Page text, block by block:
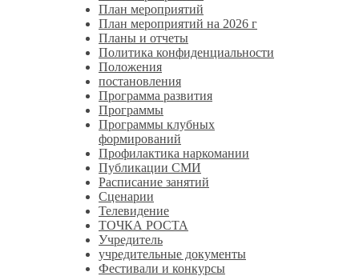
План мероприятий
План мероприятий на 2026 г
Планы и отчеты
Политика конфиденциальности
Положения
постановления
Программа развития
Программы
Программы клубных
формирований
Профилактика наркомании
Публикации СМИ
Расписание занятий
Сценарии
Телевидение
ТОЧКА РОСТА
Учредитель
учредительные документы
Фестивали и конкурсы